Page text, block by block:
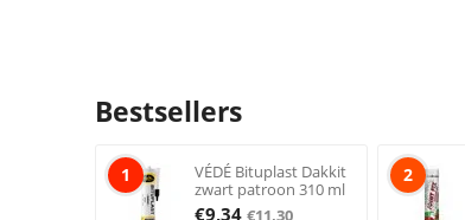
Bestsellers
1
VÉDÉ Bituplast Dakkit
zwart patroon 310 ml
€9,34 €11,30
2